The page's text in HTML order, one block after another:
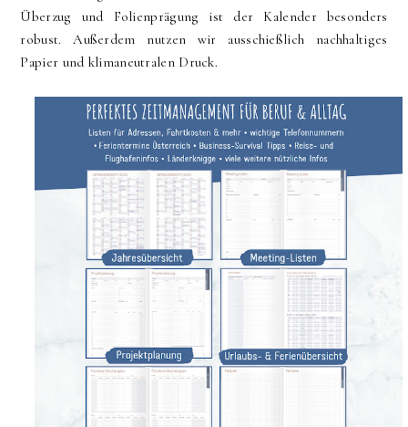
Überzug und Folienprägung ist der Kalender besonders
robust. Außerdem nutzen wir ausschießlich nachhaltiges
Papier und klimaneutralen Druck.